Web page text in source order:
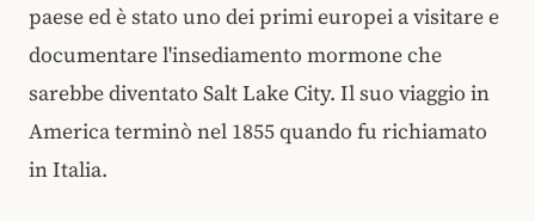
paese ed è stato uno dei primi europei a visitare e
documentare l'insediamento mormone che
sarebbe diventato Salt Lake City. Il suo viaggio in
America terminò nel 1855 quando fu richiamato
in Italia.